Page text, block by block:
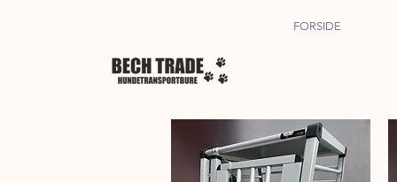
FORSIDE